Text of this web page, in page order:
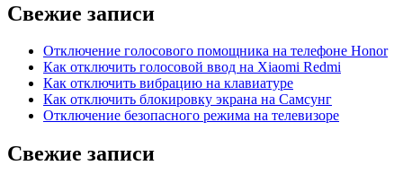
Свежие записи
Отключение голосового помощника на телефоне Honor
Как отключить голосовой ввод на Xiaomi Redmi
Как отключить вибрацию на клавиатуре
Как отключить блокировку экрана на Самсунг
Отключение безопасного режима на телевизоре
Свежие записи